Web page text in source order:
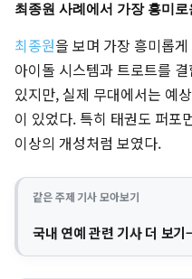
최종원 사례에서 가장 흥미로
최종원을 보며 가장 흥미롭
아이돌 시스템과 트로트를
있지만, 실제 무대에서는 예
이 있었다. 특히 태권도 퍼포
이상의 개성처럼 보였다.
같은 주제 기사 모아보기
국내 연예 관련 기사 더 보기